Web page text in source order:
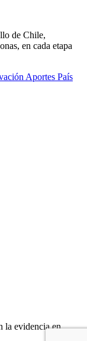
de Chile,
en cada etapa
Aportes País
la evidencia en